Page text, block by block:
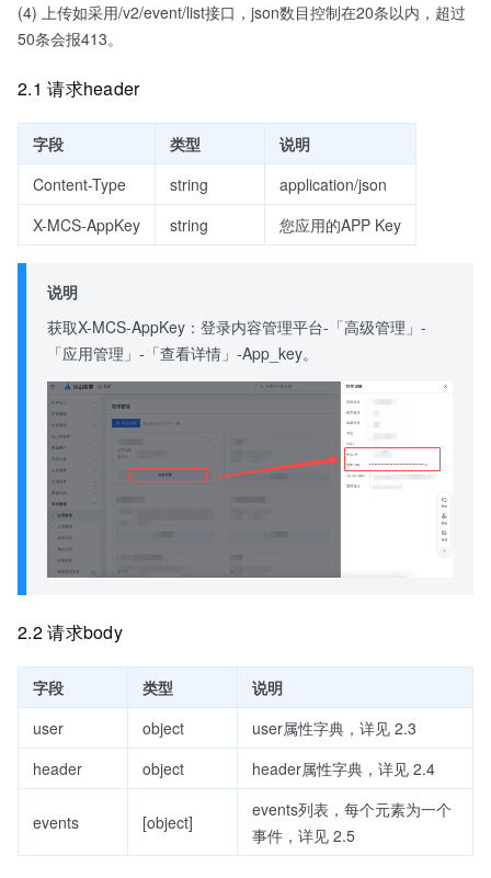
(4) 上传如采用/v2/event/list接口，json数目控制在20条以内，超过
50条会报413。
2.1 请求header
字段 类型
说明
Content-Type
string
application/json
X-MCS-AppKey
string 您应用的APP Key
说明
获取X-MCS-AppKey：登录内容管理平台-「高级管理」-
「应用管理」-「查看详情」-App_key。
2.2 请求body
字段 类型
说明
user
object
user属性字典，详见 2.3
header
object header属性字典，详见 2.4
events [object]
events列表，每个元素为一个
事件，详见 2.5